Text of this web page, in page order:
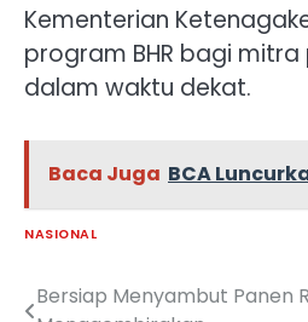
Kementerian
program BHR bagi
dalam waktu dekat.
Baca Juga BCA
NASIONAL
Navigasi
Bersiap Menyambut Panen